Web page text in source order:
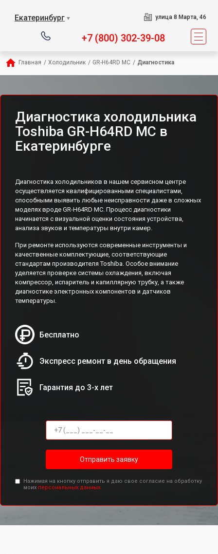
Екатеринбург ▼ улица 8 Марта, 46
+7 (800) 302-39-08
Главная / Холодильник / GR-H64RD MC / Диагностика
Диагностика холодильника
Toshiba GR-H64RD MC в
Екатеринбурге
Диагностика холодильников в нашем сервисном центре
осуществляется квалифицированными специалистами,
способными выявить любые неисправности даже в сложных
моделях вроде GR-H64RD MC. Процесс диагностики
начинается с визуальной оценки состояния устройства,
анализа звуков и температуры внутри камер.
При ремонте используются современные инструменты и
качественные комплектующие, соответствующие
стандартам производителя Toshiba. Особое внимание
уделяется проверке системы охлаждения, включая
компрессор, испаритель и капиллярную трубку, а также
диагностике электронных компонентов и датчиков
температуры.
Бесплатно
Экспресс ремонт в день обращения
Гарантия до 3-х лет
Отправить заявку
Нажимая на кнопку отправить я даю свое согласие на обработку
моих персональных данных.